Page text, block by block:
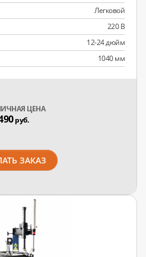
Легковой
220 В
12-24 дюйм
1040 мм
ЦЕНА
руб.
ЗАКАЗ